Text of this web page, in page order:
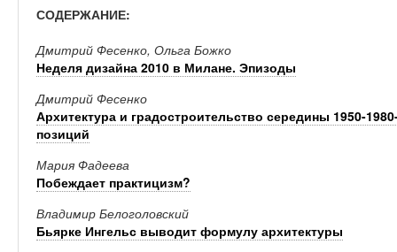
СОДЕРЖАНИЕ:
Дмитрий Фесенко, Ольга Божко
Неделя дизайна 2010 в Милане. Эпизоды
Дмитрий Фесенко
Архитектура и градостроительство середины 1950-
позиций
Мария Фадеева
Побеждает практицизм?
Владимир Белоголовский
Бьярке Ингельс выводит формулу архитектуры